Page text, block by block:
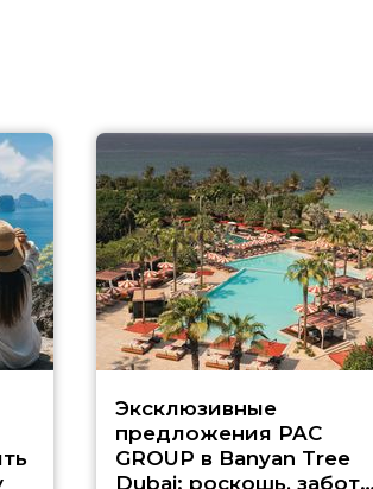
Эксклюзивные
предложения PAC
GROUP в Banyan Tree
Dubai: роскошь, забота